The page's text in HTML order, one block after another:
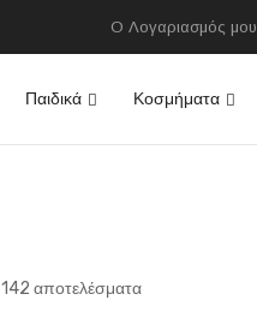
Ο Λογαριασμός μου
Παιδικά Κοσμήματα
142 αποτελέσματα